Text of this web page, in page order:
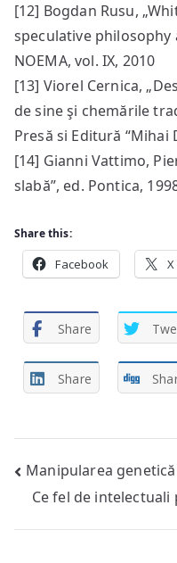
[12] Bogdan Rusu,
speculative philosophy
NOEMA, vol. IX, 2010
[13] Viorel Cernica,
de sine şi chemările
Presă si Editură “Mihai
[14] Gianni Vattimo,
slabă”, ed. Pontica,
Share this:
Facebook X
Share
Share
Post
navigation
Manipularea
Ce fel de intelectuali